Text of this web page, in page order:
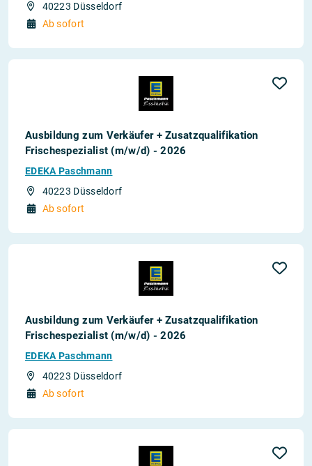
40223 Düsseldorf
Ab sofort
Ausbildung zum Verkäufer + Zusatzqualifikation
Frischespezialist (m/w/d) - 2026
EDEKA Paschmann
40223 Düsseldorf
Ab sofort
Ausbildung zum Verkäufer + Zusatzqualifikation
Frischespezialist (m/w/d) - 2026
EDEKA Paschmann
40223 Düsseldorf
Ab sofort